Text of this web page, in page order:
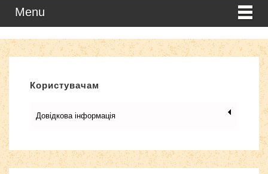
Menu
Користувачам
Довідкова інформація